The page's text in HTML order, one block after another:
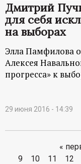
Дмитрий
для себя
на выборах
Элла Памфилова
Алексея
прогресса» к
29 июня 2016 - 14:39
«
9
10 11 12